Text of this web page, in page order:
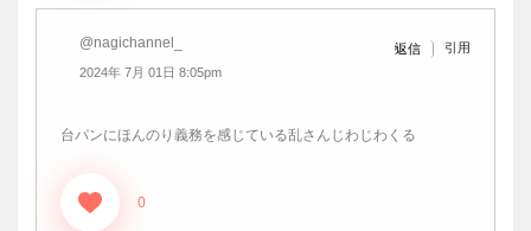
@nagichannel_
2024年 7月 01日 8:05pm
返信 引用
台パンにほんのり義務を感じている乱さんじわじわくる
0